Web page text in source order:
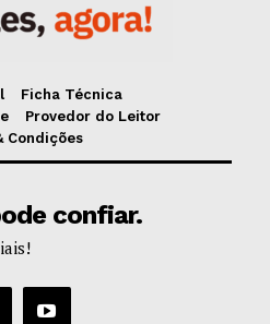
Ficha Técnica
Provedor do Leitor
Condições
confiar.